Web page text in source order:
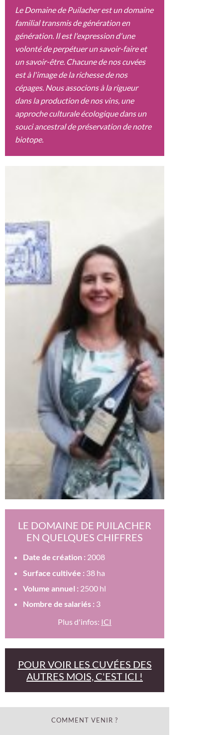
Le Domaine de Puilacher est un domaine
familial transmis de génération en
génération. Il est l'expression d'une
volonté de perpétuer un savoir-faire et
un savoir-être. Chacune de nos cuvées
est à l'image de la richesse de nos
cépages. Nous associons à la rigueur
dans la production de nos vins, une
approche culturale écologique dans un
souci ancestral de préservation de notre
biotope.
LE DOMAINE DE PUILACHER
EN QUELQUES CHIFFRES
Date de création : 2008
Surface cultivée : 38 ha
Volume annuel : 2500 hl
Nombre de salariés : 3
Plus d'infos: ICI
POUR VOIR LES CUVÉES DES
AUTRES MOIS, C'EST ICI !
COMMENT VENIR ?